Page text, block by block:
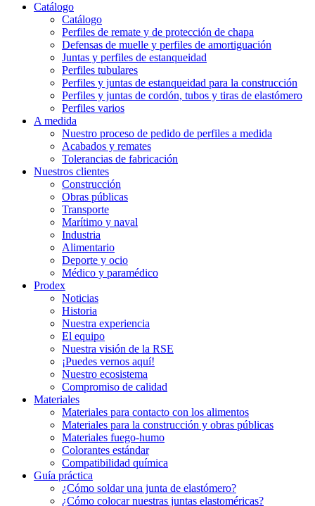
Catálogo
Catálogo
Perfiles de remate y de protección de chapa
Defensas de muelle y perfiles de amortiguación
Juntas y perfiles de estanqueidad
Perfiles tubulares
Perfiles y juntas de estanqueidad para la construcción
Perfiles y juntas de cordón, tubos y tiras de elastómero
Perfiles varios
A medida
Nuestro proceso de pedido de perfiles a medida
Acabados y remates
Tolerancias de fabricación
Nuestros clientes
Construcción
Obras públicas
Transporte
Marítimo y naval
Industria
Alimentario
Deporte y ocio
Médico y paramédico
Prodex
Noticias
Historia
Nuestra experiencia
El equipo
Nuestra visión de la RSE
¡Puedes vernos aquí!
Nuestro ecosistema
Compromiso de calidad
Materiales
Materiales para contacto con los alimentos
Materiales para la construcción y obras públicas
Materiales fuego-humo
Colorantes estándar
Compatibilidad química
Guía práctica
¿Cómo soldar una junta de elastómero?
¿Cómo colocar nuestras juntas elastoméricas?